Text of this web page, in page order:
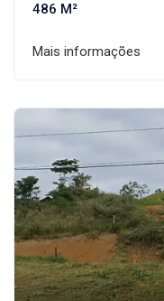
486 M²
Mais informações